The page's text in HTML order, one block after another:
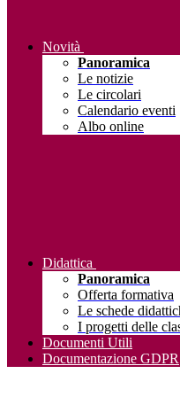
Novità
Panoramica
Le notizie
Le circolari
Calendario eventi
Albo online
Didattica
Panoramica
Offerta formativa
Le schede
I progetti delle
Documenti Utili
Documentazione GDPR